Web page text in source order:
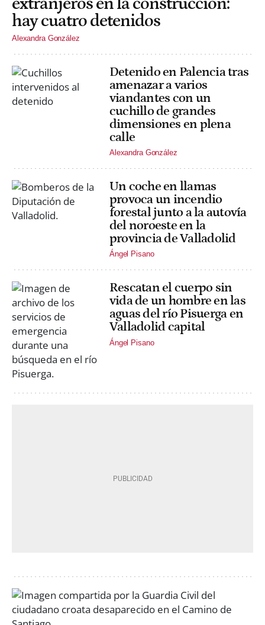
hay cuatro detenidos
Alexandra González
Detenido en Palencia tras
amenazar a varios
viandantes con un
cuchillo de grandes
dimensiones en plena
calle
Alexandra González
Un coche en llamas
provoca un incendio
forestal junto a la autovía
del noroeste en la
provincia de Valladolid
Ángel Pisano
Rescatan el cuerpo sin
vida de un hombre en las
aguas del río Pisuerga en
Valladolid capital
Ángel Pisano